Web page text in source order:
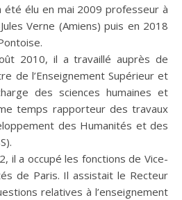
été élu en mai 2009 professeur à
Verne (Amiens) puis en 2018
2010, il a travaillé auprès de
de l’Enseignement Supérieur et
des sciences humaines et
temps rapporteur des travaux
des Humanités et des
il a occupé les fonctions de Vice-
de Paris. Il assistait le Recteur
relatives à l’enseignement